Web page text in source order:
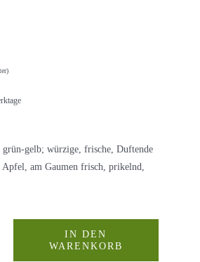
gelb; würzige, frische, Duftende
Apfel, am Gaumen frisch, prikelnd,
IN DEN
WARENKORB